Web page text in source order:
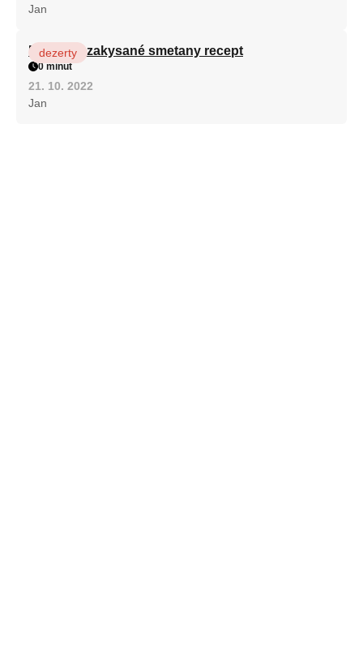
Jan
Fánky ze zakysané smetany recept
dezerty
0 minut
21. 10. 2022
Jan